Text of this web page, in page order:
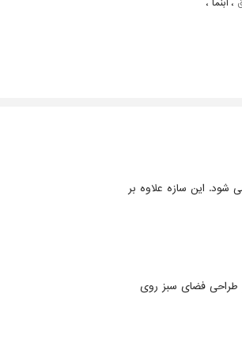
، آبنما ،
شود. این سازه علاوه بر
طراحی فضای سبز روی